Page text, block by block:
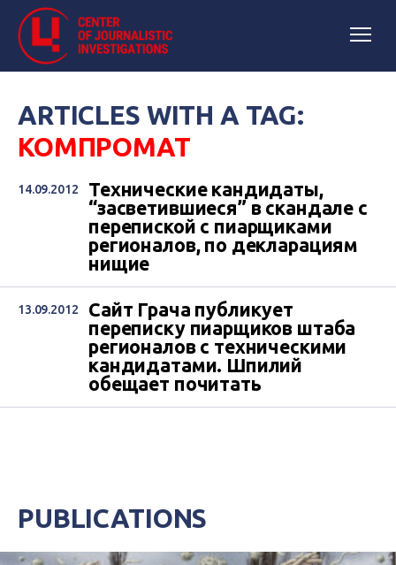
ARTICLES WITH A TAG:
КОМПРОМАТ
14.09.2012
Технические кандидаты,
“засветившиеся” в скандале с
перепиской с пиарщиками
регионалов, по декларациям
нищие
13.09.2012
Сайт Грача публикует
переписку пиарщиков штаба
регионалов с техническими
кандидатами. Шпилий
обещает почитать
PUBLICATIONS